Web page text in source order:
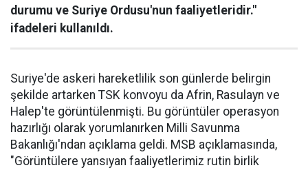
durumu ve Suriye Ordusu'nun faaliyetleridir."
ifadeleri kullanıldı.
Suriye'de askeri hareketlilik son günlerde belirgin
şekilde artarken TSK konvoyu da Afrin, Rasulayn ve
Halep'te görüntülenmişti. Bu görüntüler operasyon
hazırlığı olarak yorumlanırken Milli Savunma
Bakanlığı'ndan açıklama geldi. MSB açıklamasında,
"Görüntülere yansıyan faaliyetlerimiz rutin birlik